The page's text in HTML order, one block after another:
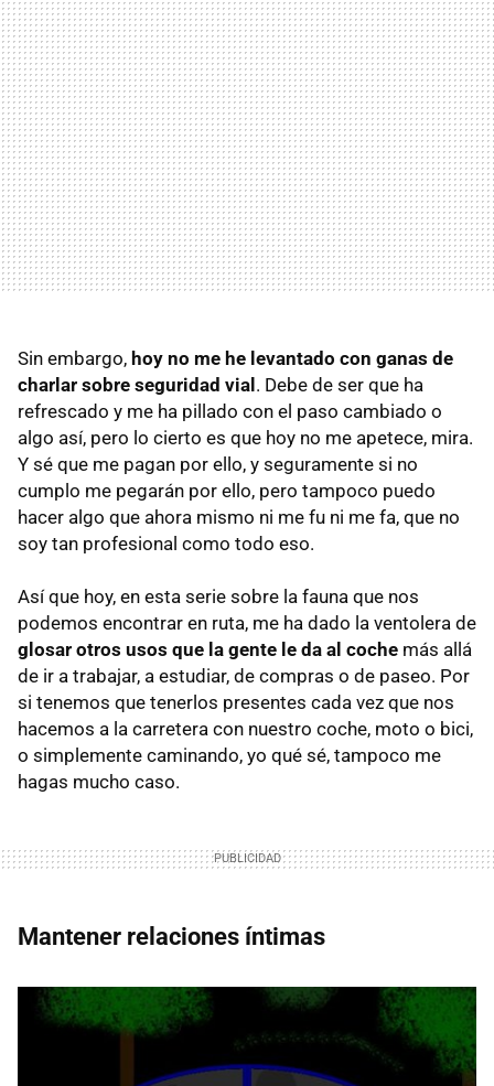
Sin embargo, hoy no me he levantado con ganas de
charlar sobre seguridad vial. Debe de ser que ha
refrescado y me ha pillado con el paso cambiado o
algo así, pero lo cierto es que hoy no me apetece, mira.
Y sé que me pagan por ello, y seguramente si no
cumplo me pegarán por ello, pero tampoco puedo
hacer algo que ahora mismo ni me fu ni me fa, que no
soy tan profesional como todo eso.
Así que hoy, en esta serie sobre la fauna que nos
podemos encontrar en ruta, me ha dado la ventolera de
glosar otros usos que la gente le da al coche más allá
de ir a trabajar, a estudiar, de compras o de paseo. Por
si tenemos que tenerlos presentes cada vez que nos
hacemos a la carretera con nuestro coche, moto o bici,
o simplemente caminando, yo qué sé, tampoco me
hagas mucho caso.
Mantener relaciones íntimas